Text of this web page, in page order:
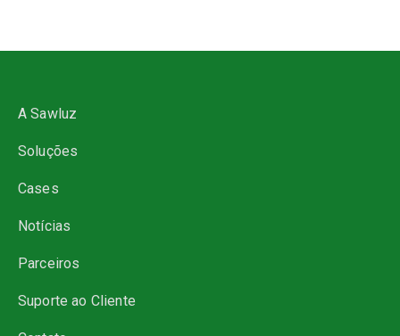
A Sawluz
Soluções
Cases
Notícias
Parceiros
Suporte ao Cliente